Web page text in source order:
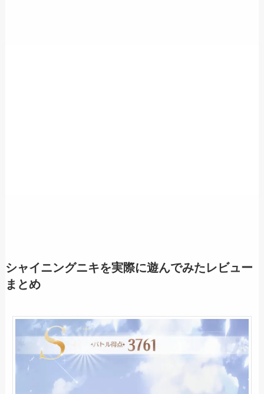
シャイニングニキを実際に遊んでみたレビュー
まとめ